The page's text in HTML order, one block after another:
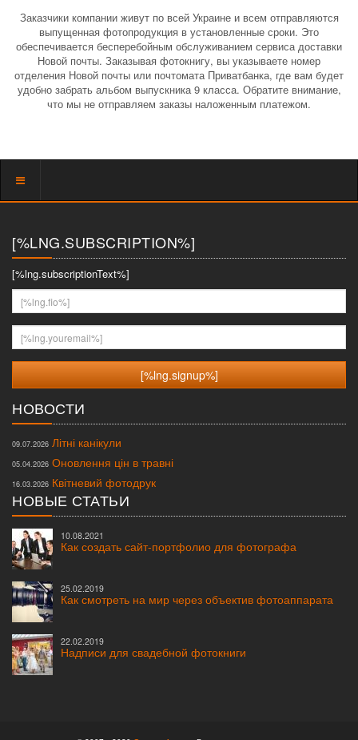
Заказчики компании живут по всей Украине и всем отправляются
выпущенная фотопродукция в установленные сроки. Это
обеспечивается бесперебойным обслуживанием сервиса доставки
Новой почты. Заказывая фотокнигу, вы указываете номер
отделения Новой почты или почтомата Приватбанка, где вам будет
удобно забрать альбом выпускника 9 класса. Обратите внимание,
что мы не отправляем заказы наложенным платежом.
Показать
[%LNG.SUBSCRIPTION%]
[%lng.subscriptionText%]
[%lng.fio%]
[%lng.youremail%]
НОВОСТИ
09.07.2026 Літні канікули
05.04.2026 Оновлення цін в травні
16.03.2026 Квітневий фотодрук
НОВЫЕ СТАТЬИ
10.08.2021
Как создать сайт-портфолио для фотографа
25.02.2019
Как смотреть на мир через объектив фотоаппарата
22.02.2019
Надписи для свадебной фотокниги